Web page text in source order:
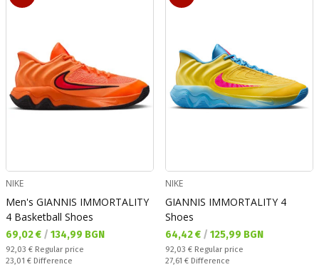
NIKE
Men's GIANNIS IMMORTALITY
4 Basketball Shoes
Текуща цена:
69,02 € / 134,99 BGN
Regular price:
92,03 € Regular price
Спестявате:
23,01 € Difference
NIKE
GIANNIS IMMORTALITY 4
Shoes
Текуща цена:
64,42 € / 125,99 BGN
Regular price:
92,03 € Regular price
Спестявате:
27,61 € Difference